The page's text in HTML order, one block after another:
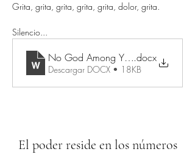
Grita, grita, grita, grita, grita, dolor, grita.
Silencio...
No God Among You OUTLINE
.docx
Descargar DOCX • 18KB
El poder reside en los números